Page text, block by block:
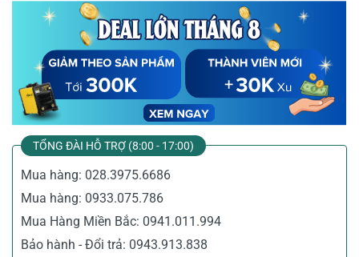
TỔNG ĐÀI HỖ TRỢ (8:00 - 17:00)
Mua hàng: 028.3975.6686
Mua hàng: 0933.075.786
Mua Hàng Miền Bắc: 0941.011.994
Bảo hành - Đổi trả: 0943.913.838